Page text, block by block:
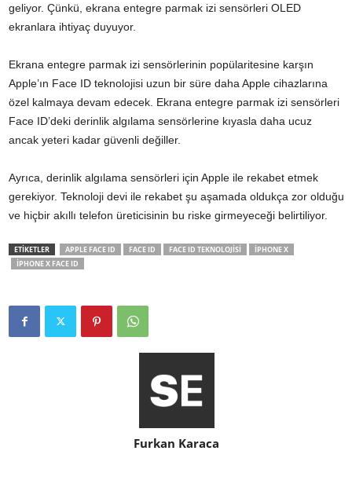
geliyor. Çünkü, ekrana entegre parmak izi sensörleri OLED
ekranlara ihtiyaç duyuyor.
Ekrana entegre parmak izi sensörlerinin popülaritesine karşın
Apple’ın Face ID teknolojisi uzun bir süre daha Apple cihazlarına
özel kalmaya devam edecek. Ekrana entegre parmak izi sensörleri
Face ID’deki derinlik algılama sensörlerine kıyasla daha ucuz
ancak yeteri kadar güvenli değiller.
Ayrıca, derinlik algılama sensörleri için Apple ile rekabet etmek
gerekiyor. Teknoloji devi ile rekabet şu aşamada oldukça zor olduğu
ve hiçbir akıllı telefon üreticisinin bu riske girmeyeceği belirtiliyor.
ETİKETLER APPLE FACE ID FACE ID FACE ID TEKNOLOJISI
IPHONE X
IPHONE X FACE ID
Furkan Karaca